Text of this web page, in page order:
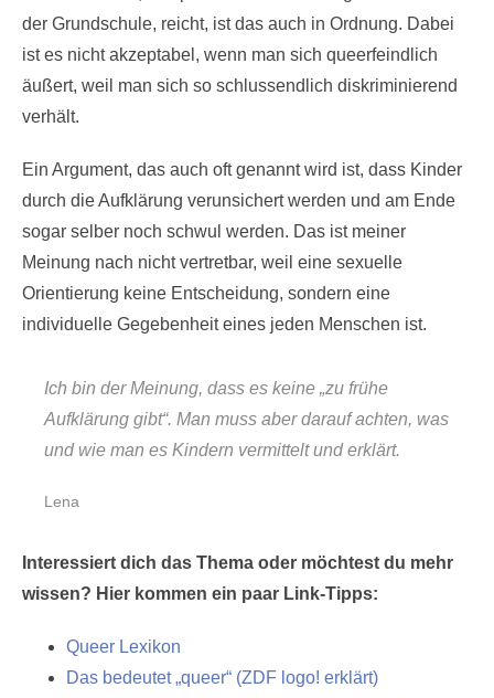
der Grundschule, reicht, ist das auch in Ordnung. Dabei
ist es nicht akzeptabel, wenn man sich queerfeindlich
äußert, weil man sich so schlussendlich diskriminierend
verhält.
Ein Argument, das auch oft genannt wird ist, dass Kinder
durch die Aufklärung verunsichert werden und am Ende
sogar selber noch schwul werden. Das ist meiner
Meinung nach nicht vertretbar, weil eine sexuelle
Orientierung keine Entscheidung, sondern eine
individuelle Gegebenheit eines jeden Menschen ist.
Ich bin der Meinung, dass es keine „zu frühe
Aufklärung gibt“. Man muss aber darauf achten, was
und wie man es Kindern vermittelt und erklärt.
Lena
Interessiert dich das Thema oder möchtest du mehr
wissen? Hier kommen ein paar Link-Tipps:
Queer Lexikon
Das bedeutet „queer“ (ZDF logo! erklärt)